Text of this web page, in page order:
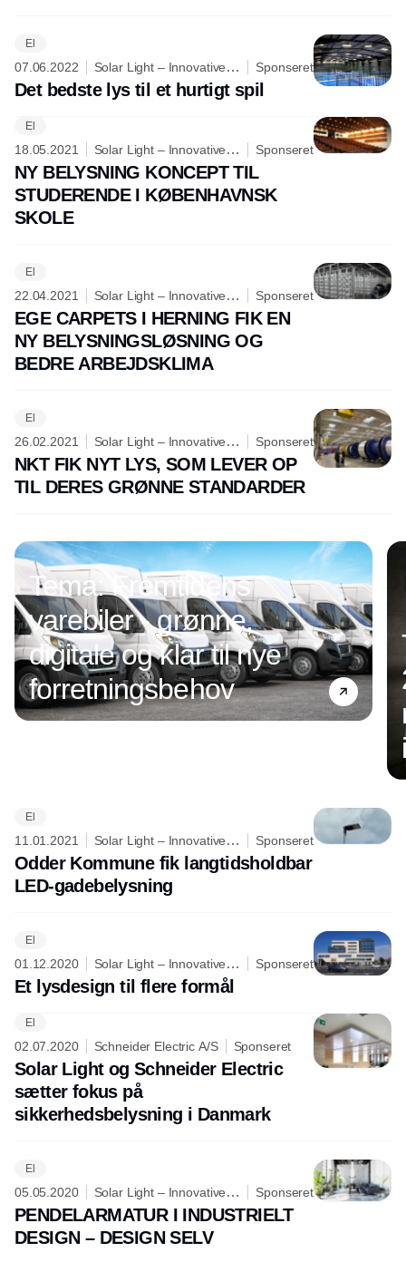
El
07.06.2022
Solar Light – Innovative
lighting is our dedication
Sponseret
Det bedste lys til et hurtigt spil
El
18.05.2021
Solar Light – Innovative
lighting is our dedication
Sponseret
NY BELYSNING KONCEPT TIL
STUDERENDE I KØBENHAVNSK
SKOLE
El
22.04.2021
Solar Light – Innovative
lighting is our dedication
Sponseret
EGE CARPETS I HERNING FIK EN
NY BELYSNINGSLØSNING OG
BEDRE ARBEJDSKLIMA
El
26.02.2021
Solar Light – Innovative
lighting is our dedication
Sponseret
NKT FIK NYT LYS, SOM LEVER OP
TIL DERES GRØNNE STANDARDER
Tema: Fremtidens
varebiler - grønne,
digitale og klar til nye
forretningsbehov
El
11.01.2021
Solar Light – Innovative
lighting is our dedication
Sponseret
Odder Kommune fik langtidsholdbar
LED-gadebelysning
El
01.12.2020
Solar Light – Innovative
lighting is our dedication
Sponseret
Et lysdesign til flere formål
El
02.07.2020 Schneider Electric A/S Sponseret
Solar Light og Schneider Electric
sætter fokus på
sikkerhedsbelysning i Danmark
El
05.05.2020
Solar Light – Innovative
lighting is our dedication
Sponseret
PENDELARMATUR I INDUSTRIELT
DESIGN – DESIGN SELV